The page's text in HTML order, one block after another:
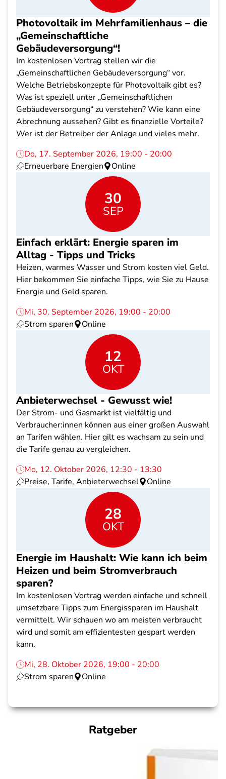
Photovoltaik im Mehrfamilienhaus – die
„Gemeinschaftliche
Gebäudeversorgung“!
Im kostenlosen Vortrag stellen wir die
„Gemeinschaftlichen Gebäudeversorgung“ vor.
Welche Betriebskonzepte für Photovoltaik gibt es?
Was ist speziell unter „Gemeinschaftlichen
Gebäudeversorgung“ zu verstehen? Wie kann eine
Abrechnung aussehen? Gibt es finanzielle Vorteile?
Wer ist der Betreiber der Anlage und vieles mehr.
Do, 17. September 2026, 19:00 - 20:00
Erneuerbare Energien
Online
30
SEP
Einfach erklärt: Energie sparen im
Alltag - Tipps und Tricks
Heizen, warmes Wasser und Strom kosten viel Geld.
Hier bekommen Sie einfache Tipps, wie Sie zu Hause
Energie und Geld sparen.
Mi, 30. September 2026, 19:00 - 20:00
Strom sparen
Online
12
OKT
Anbieterwechsel - Gewusst wie!
Der Strom- und Gasmarkt ist vielfältig und
Verbraucher:innen können aus einer großen Auswahl
an Tarifen wählen. Hier gilt es wachsam zu sein und
die Tarife genau zu vergleichen.
Mo, 12. Oktober 2026, 12:30 - 13:30
Preise, Tarife, Anbieterwechsel
Online
28
OKT
Energie im Haushalt: Wie kann ich beim
Heizen und beim Stromverbrauch
sparen?
Im kostenlosen Vortrag werden einfache und schnell
umsetzbare Tipps zum Energissparen im Haushalt
vermittelt. Wir schauen wo am meisten verbraucht
wird und somit am effizientesten gespart werden
kann.
Mi, 28. Oktober 2026, 19:00 - 20:00
Strom sparen
Online
Ratgeber